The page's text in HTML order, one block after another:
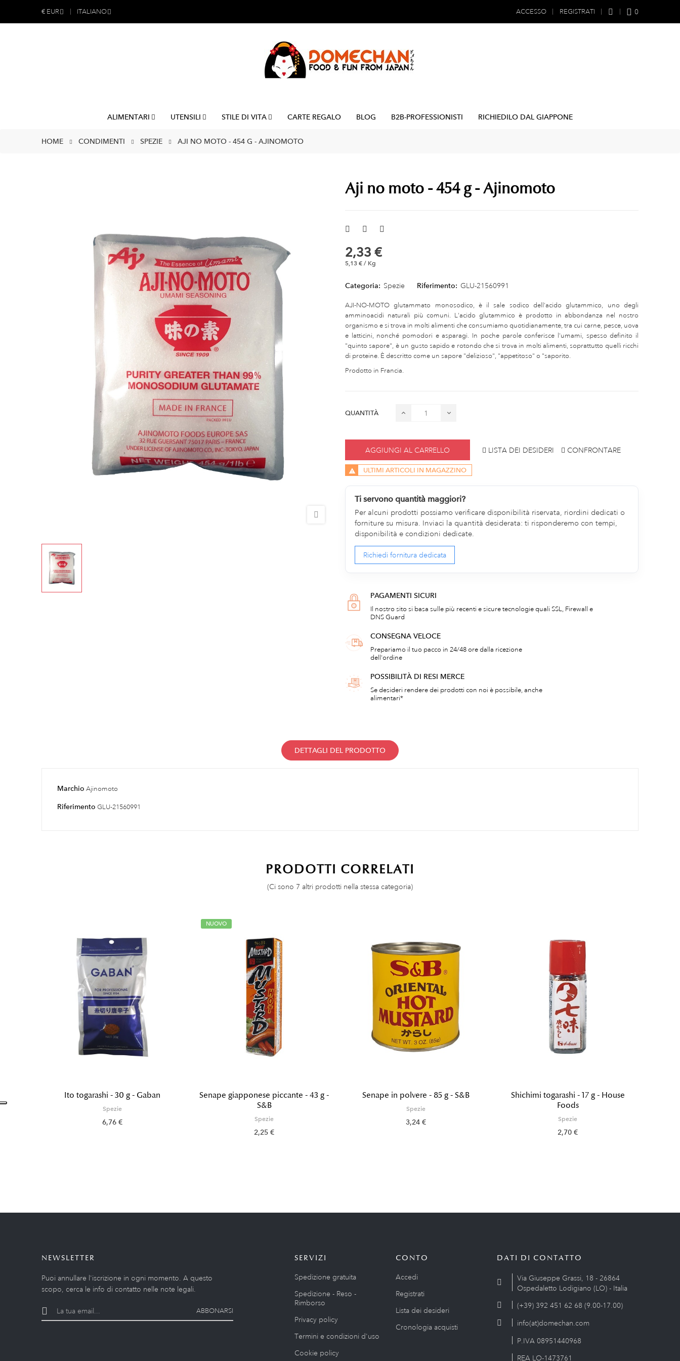
€ EUR ITALIANO ACCESSO REGISTRATI 0
ALIMENTARI UTENSILI STILE DI VITA CARTE REGALO BLOG B2B-PROFESSIONISTI RICHIEDILO DAL GIAPPONE
HOME CONDIMENTI SPEZIE AJI NO MOTO - 454 G - AJINOMOTO
Aji no moto - 454 g - Ajinomoto
2,33 €
5,13 € / Kg
Categoria: Spezie Riferimento: GLU-21560991
AJI-NO-MOTO glutammato monosodico, è il sale sodico dell'acido glutammico, uno degli
amminoacidi naturali più comuni. L'acido glutammico è prodotto in abbondanza nel nostro
organismo e si trova in molti alimenti che consumiamo quotidianamente, tra cui carne, pesce, uova
e latticini, nonché pomodori e asparagi. In poche parole conferisce l'umami, spesso definito il
"quinto sapore", è un gusto sapido e rotondo che si trova in molti alimenti, soprattutto quelli ricchi
di proteine. È descritto come un sapore "delizioso", "appetitoso" o "saporito.
Prodotto in Francia.
QUANTITÀ
AGGIUNGI AL CARRELLO LISTA DEI DESIDERI CONFRONTARE
ULTIMI ARTICOLI IN MAGAZZINO
Ti servono quantità maggiori?
Per alcuni prodotti possiamo verificare disponibilità riservata, riordini dedicati o
forniture su misura. Inviaci la quantità desiderata: ti risponderemo con tempi,
disponibilità e condizioni dedicate.
Richiedi fornitura dedicata
PAGAMENTI SICURI
Il nostro sito si basa sulle più recenti e sicure tecnologie quali SSL, Firewall e
DNS Guard
CONSEGNA VELOCE
Prepariamo il tuo pacco in 24/48 ore dalla ricezione
dell'ordine
POSSIBILITÀ DI RESI MERCE
Se desideri rendere dei prodotti con noi è possibile, anche
alimentari*
DETTAGLI DEL PRODOTTO
Marchio Ajinomoto
Riferimento GLU-21560991
PRODOTTI CORRELATI
(Ci sono 7 altri prodotti nella stessa categoria)
Ito togarashi - 30 g - Gaban
Spezie
6,76 €
NUOVO
Senape giapponese piccante - 43 g -
S&B
Spezie
2,25 €
Senape in polvere - 85 g - S&B
Spezie
3,24 €
Shichimi togarashi - 17 g - House
Foods
Spezie
2,70 €
NEWSLETTER
Puoi annullare l'iscrizione in ogni momento. A questo
scopo, cerca le info di contatto nelle note legali.
ABBONARSI
SERVIZI
Spedizione gratuita
Spedizione - Reso -
Rimborso
Privacy policy
Termini e condizioni d'uso
Cookie policy
CONTO
Accedi
Registrati
Lista dei desideri
Cronologia acquisti
DATI DI CONTATTO
Via Giuseppe Grassi, 18 - 26864
Ospedaletto Lodigiano (LO) - Italia
(+39) 392 451 62 68 (9.00-17.00)
info(at)domechan.com
P.IVA 08951440968
REA LO-1473761